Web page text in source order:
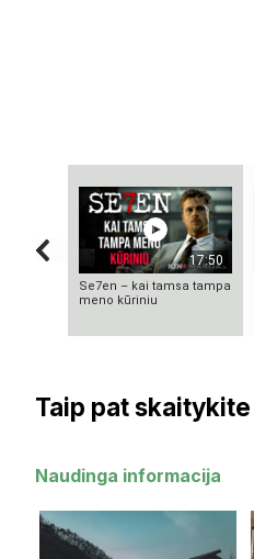
17:50
Se7en – kai tamsa tampa
meno kūriniu
Taip pat skaitykite
Naudinga informacija